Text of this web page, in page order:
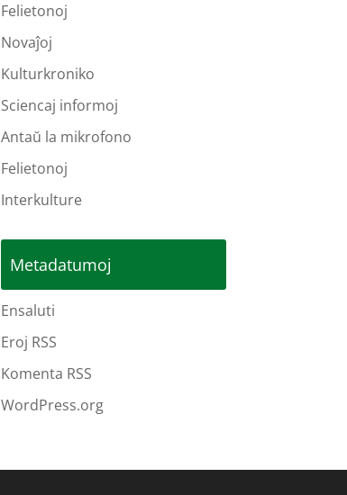
Felietonoj
Novaĵoj
Kulturkroniko
Sciencaj informoj
Antaŭ la mikrofono
Felietonoj
Interkulture
Metadatumoj
Ensaluti
Eroj RSS
Komenta RSS
WordPress.org